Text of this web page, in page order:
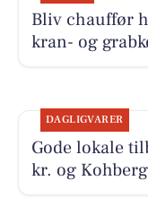
Bliv chauffør
kran- og
DAGLIGVARER
Gode lokale
kr. og